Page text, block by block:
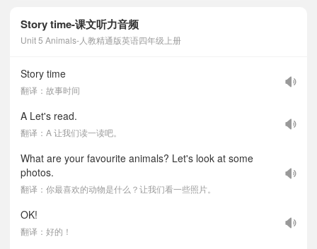
Story time-课文听力音频
Unit 5 Animals-人教精通版英语四年级上册
Story time
翻译：故事时间
A Let's read.
翻译：A 让我们读一读吧。
What are your favourite animals? Let's look at some
photos.
翻译：你最喜欢的动物是什么？让我们看一些照片。
OK!
翻译：好的！